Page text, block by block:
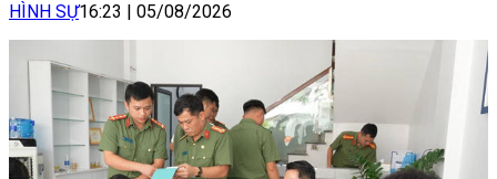
HÌNH SỰ16:23 05/08/2026